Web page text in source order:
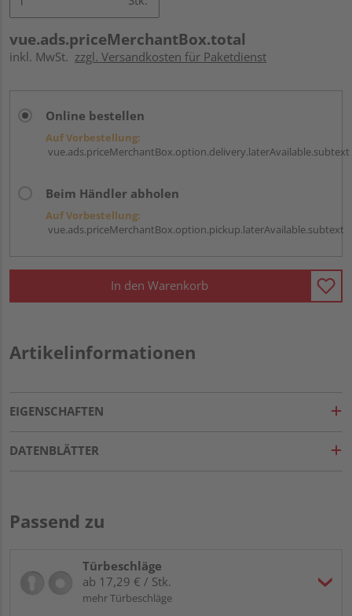
vue.ads.priceMerchantBox.total
inkl. MwSt. zzgl. Versandkosten für Paketdienst
Online bestellen
Auf Vorbestellung:
vue.ads.priceMerchantBox.option.delivery.laterAvailable.subtext
Beim Händler abholen
Auf Vorbestellung:
vue.ads.priceMerchantBox.option.pickup.laterAvailable.subtext
In den Warenkorb
Artikelinformationen
EIGENSCHAFTEN
DATENBLÄTTER
Passend zu
Türbeschläge
ab 17,29 € / Stk.
mehr Türbeschläge